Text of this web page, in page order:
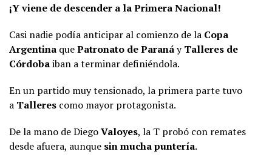
¡Y viene de descender a la Primera Nacional!
Casi nadie podía anticipar al comienzo de la Copa
Argentina quePatronato de ParanáyTalleres de
Córdobaiban a terminar definiéndola.
En un partido muy tensionado, la primera parte tuvo
a Talleres como mayor protagonista.
De la mano de DiegoValoyes, la T probó con remates
desde afuera, aunque sin mucha puntería.